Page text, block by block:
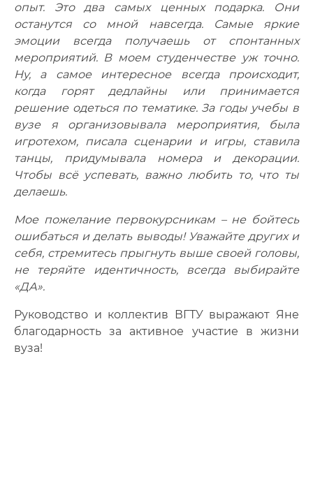
опыт. Это два самых ценных подарка. Они
останутся со мной навсегда. Самые яркие
эмоции всегда получаешь от спонтанных
мероприятий. В моем студенчестве уж точно.
Ну, а самое интересное всегда происходит,
когда горят дедлайны или принимается
решение одеться по тематике. За годы учебы в
вузе я организовывала мероприятия, была
игротехом, писала сценарии и игры, ставила
танцы, придумывала номера и декорации.
Чтобы всё успевать, важно любить то, что ты
делаешь.
Мое пожелание первокурсникам – не бойтесь
ошибаться и делать выводы! Уважайте других и
себя, стремитесь прыгнуть выше своей головы,
не теряйте идентичность, всегда выбирайте
«ДА».
Руководство и коллектив ВГТУ выражают Яне
благодарность за активное участие в жизни
вуза!